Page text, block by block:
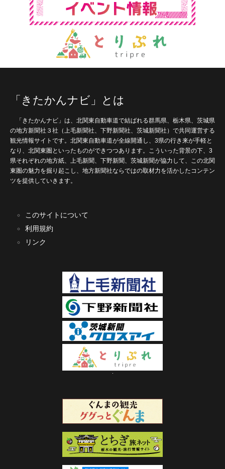
「きたかんナビ」とは
「きたかんナビ」は、北関東自動車道で結ばれる群馬県、栃木県、茨城県
の地方新聞社３社（上毛新聞社、下野新聞社、茨城新聞社）で共同運営する
観光情報サイトです。北関東自動車道が全線開通し、3県の行き来が手軽と
なり、北関東圏といったものができつつあります。こういった背景の下、3
県それぞれの地方紙、上毛新聞、下野新聞、茨城新聞が協力して、この北関
東圏の魅力を掘り起こし、地方新聞社ならではの取材力を活かしたコンテン
ツを提供していきます。
このサイトについて
利用規約
リンク